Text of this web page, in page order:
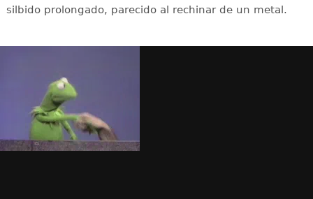
silbido prolongado, parecido al rechinar de un metal.